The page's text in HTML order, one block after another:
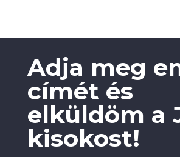
Adja meg
címét és
elküldöm a
kisokost!